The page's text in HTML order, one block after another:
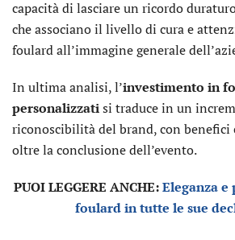
capacità di lasciare un ricordo
che associano il livello di cura e
foulard all’immagine generale
In ultima analisi, l’investimento in
personalizzatisi traduce in un
riconoscibilità del brand, con benefici
oltre la conclusione dell’evento.
PUOI LEGGERE ANCHE:Eleganza
foulard in tutte le sue